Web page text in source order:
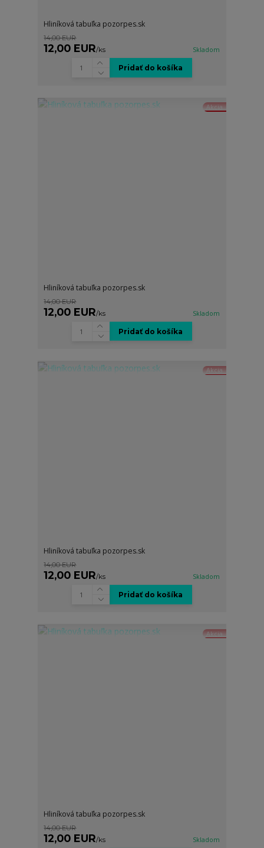
Hliníková tabuľka pozorpes.sk
14,00 EUR
12,00 EUR/ks Skladom
Pridať do košíka
Akcia
Hliníková tabuľka pozorpes.sk
14,00 EUR
12,00 EUR/ks Skladom
Pridať do košíka
Akcia
Hliníková tabuľka pozorpes.sk
14,00 EUR
12,00 EUR/ks Skladom
Pridať do košíka
Akcia
Hliníková tabuľka pozorpes.sk
14,00 EUR
12,00 EUR/ks Skladom